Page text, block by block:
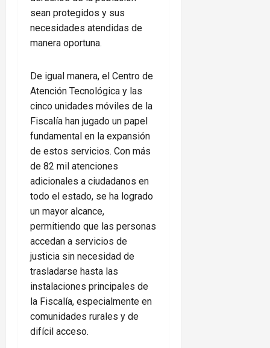
sean protegidos y sus
necesidades atendidas de
manera oportuna.
De igual manera, el Centro de
Atención Tecnológica y las
cinco unidades móviles de la
Fiscalía han jugado un papel
fundamental en la expansión
de estos servicios. Con más
de 82 mil atenciones
adicionales a ciudadanos en
todo el estado, se ha logrado
un mayor alcance,
permitiendo que las personas
accedan a servicios de
justicia sin necesidad de
trasladarse hasta las
instalaciones principales de
la Fiscalía, especialmente en
comunidades rurales y de
difícil acceso.